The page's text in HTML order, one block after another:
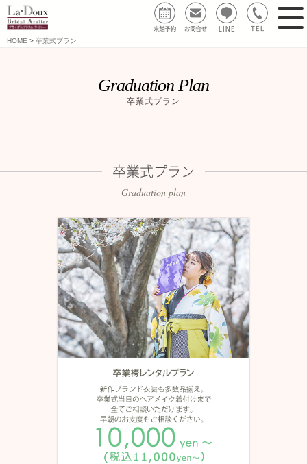
HOME 卒業式プラン
Graduation Plan
卒業式プラン
卒業式プラン
Graduation plan